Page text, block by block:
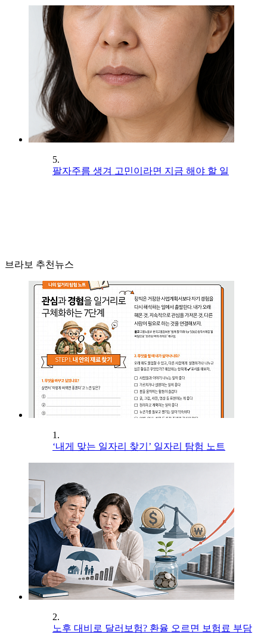
5.
팔자주름 생겨 고민이라면 지금 해야 할 일
브라보 추천뉴스
1.
‘내게 맞는 일자리 찾기’ 일자리 탐험 노트
2.
노후 대비로 달러보험? 환율 오르면 보험료 부담